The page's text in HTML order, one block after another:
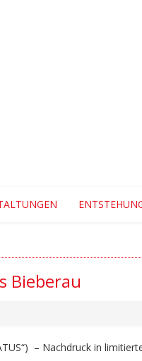
Bieberau
– Nachdruck in